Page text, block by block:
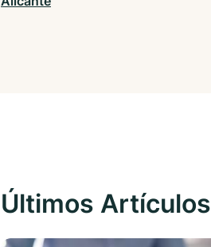
Últimos Artículos